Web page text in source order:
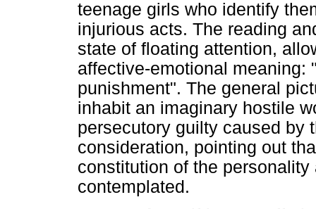
teenage girls who identify
injurious acts. The reading
state of floating attention,
affective-emotional meaning:
punishment". The general
inhabit an imaginary hostile
persecutory guilty caused by
consideration, pointing out
constitution of the
contemplated.